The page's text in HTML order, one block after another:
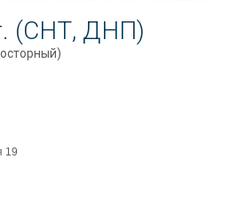
(СНТ, ДНП)
19